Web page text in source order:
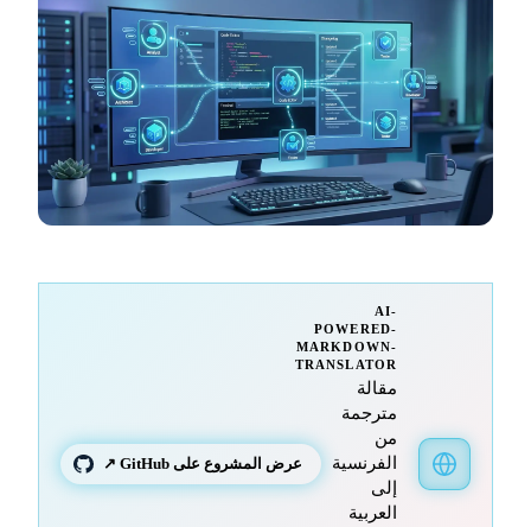
AI-
POWERED-
MARKDOWN-
TRANSLATOR
مقالة
مترجمة
من
الفرنسية
إلى
العربية
عرض المشروع على GitHub ↗